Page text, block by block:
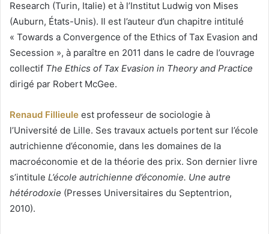
Research (Turin, Italie) et à l’Institut Ludwig von Mises
(Auburn, États-Unis). Il est l’auteur d’un chapitre intitulé
« Towards a Convergence of the Ethics of Tax Evasion and
Secession », à paraître en 2011 dans le cadre de l’ouvrage
collectif The Ethics of Tax Evasion in Theory and Practice
dirigé par Robert McGee.
Renaud Fillieule est professeur de sociologie à
l’Université de Lille. Ses travaux actuels portent sur l’école
autrichienne d’économie, dans les domaines de la
macroéconomie et de la théorie des prix. Son dernier livre
s’intitule L’école autrichienne d’économie. Une autre
hétérodoxie (Presses Universitaires du Septentrion,
2010).